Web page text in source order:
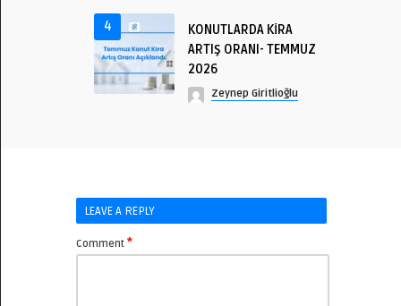
4
KONUTLARDA KİRA
ARTIŞ ORANI- TEMMUZ
2026
Zeynep Giritlioğlu
LEAVE A REPLY
Comment *